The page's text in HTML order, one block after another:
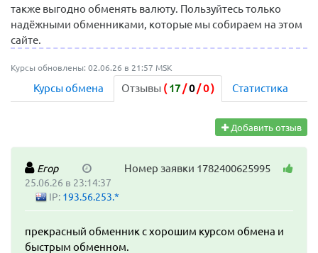
также выгодно обменять валюту. Пользуйтесь только
надёжными обменниками, которые мы собираем на этом
сайте.
Курсы обновлены: 02.06.26 в 21:57 MSK
Курсы обмена Отзывы ( 17/0/0) Статистика
Добавить отзыв
Номер заявки 1782400625995
Егор
25.06.26 в 23:14:37
IP: 193.56.253.*
прекрасный обменник с хорошим курсом обмена и
быстрым обменном.